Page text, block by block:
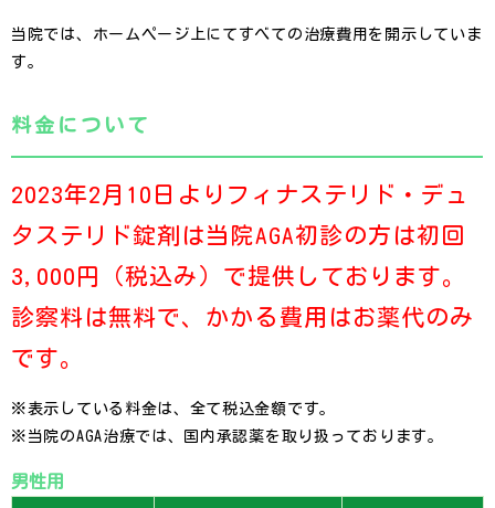
当院では、ホームページ上にてすべての治療費用を開示していま
す。
料金について
2023年2月10日よりフィナステリド・デュ
タステリド錠剤は当院AGA初診の方は初回
3,000円（税込み）で提供しております。
診察料は無料で、かかる費用はお薬代のみ
です。
※表示している料金は、全て税込金額です。
※当院のAGA治療では、国内承認薬を取り扱っております。
男性用